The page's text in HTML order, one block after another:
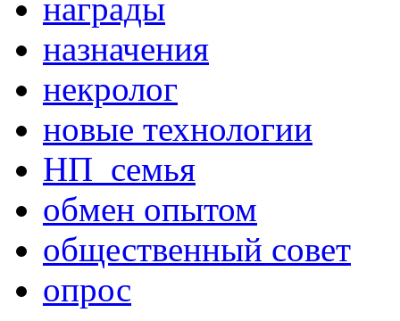
награды
назначения
некролог
новые технологии
НП_семья
обмен опытом
общественный совет
опрос